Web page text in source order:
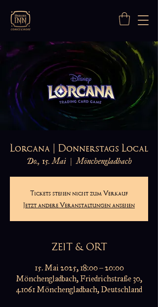
Lorcana | Donnerstags Local
Do., 15. Mai
  |
Mönchengladbach
Tickets stehen nicht zum Verkauf
Jetzt andere Veranstaltungen ansehen
ZEIT & ORT
15. Mai 2025, 18:00 – 20:00
Mönchengladbach, Friedrichstraße 30,
41061 Mönchengladbach, Deutschland